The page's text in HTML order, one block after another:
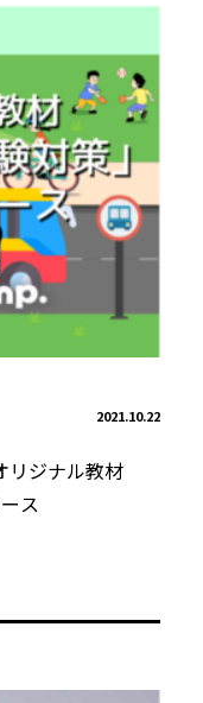
2021.10.22
リジナル教材
ス